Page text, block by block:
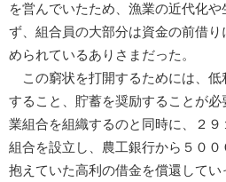
を営んでいたため、漁業の近代化
ず、組合員の大部分は資金の前借
められているありさまだった。
この窮状を打開するためには、低
すること、貯蓄を奨励することが
業組合を組織するのと同時に、２
組合を設立し、農工銀行から５０
抱えていた高利の借金を償還して